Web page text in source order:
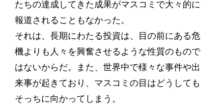
たちの達成してきた成果がマスコミで大々的に
報道されることもなかった。
それは、長期にわたる投資は、目の前にある危
機よりも人々を興奮させるような性質のもので
はないからだ。また、世界中で様々な事件や出
来事が起きており、マスコミの目はどうしても
そっちに向かってしまう。